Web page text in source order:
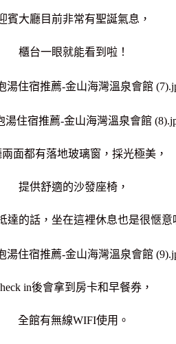
賓大廳目前非常有聖誕氣息，
櫃台一眼就能看到啦！
面都有落地玻璃窗，採光極美，
提供舒適的沙發座椅，
達的話，坐在這裡休息也是很愜意
in後會拿到房卡和早餐券，
全館有無線WIFI使用。